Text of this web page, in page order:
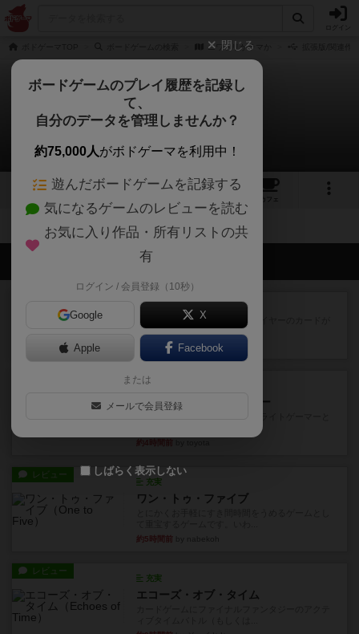
ニワトリかラマか
ニワトリかラマか
拡張/関連作品 0件
4 1
カフェ
会員の新しい投稿
花火：スターマイン
自分のカードは見えず他のプレイヤーのカードが
見える状態でカードを教えた...
約2時間前 by mob567
充実
アンダー・ザ・テーブラー
約4時間前
レビュー
充実
ワン・トゥ・ファイブ
約5時間前
レビュー
充実
エコーズ・オブ・タイム
閉じる
ボードゲームのプレイ履歴を記録し
て、
自分のデータを管理しませんか？
約75,000人がボドゲーマを利用中！
遊んだボードゲームを記録する
気になるゲームのレビューを読む
お気に入り作品・所有リストの共
有
ログイン / 会員登録（10秒）
Google X
Apple Facebook
または
メールで会員登録
しばらく表示しない